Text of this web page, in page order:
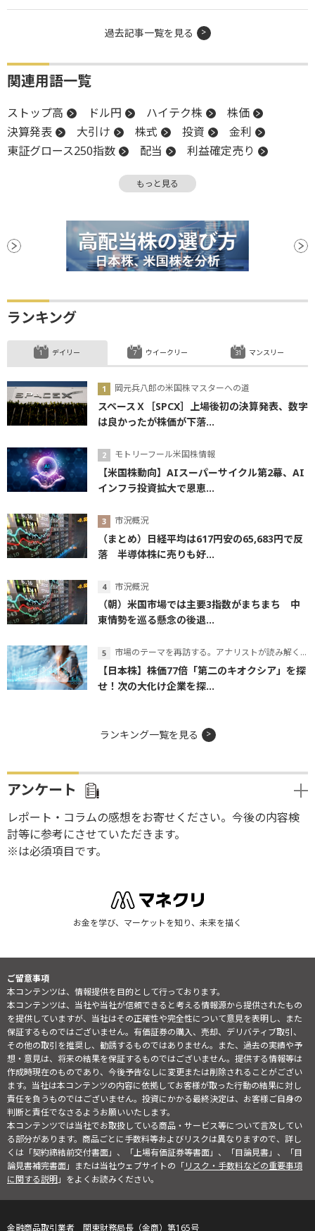
過去記事一覧を見る
関連用語一覧
ストップ高 ドル円 ハイテク株
株価
決算発表
大引け 株式 投資
金利
東証グロース250指数
配当
利益確定売り
軟調
リスク
決算 後場 材料
上場
前引け
続伸 続落
地政学リスク
ベージュブック 安値
もっと見る
ランキング
デイリー
岡元兵八郎の米国株マスターへの道
スペースＸ［SPCX］上場後初の決算発表、数字
は良かったが株価が下落...
モトリーフール米国株情報
【米国株動向】AIスーパーサイクル第2幕、AI
インフラ投資拡大で恩恵...
市況概況
（まとめ）日経平均は617円安の65,683円で反
落 半導体株に売りも好...
市況概況
（朝）米国市場では主要3指数がまちまち 中
東情勢を巡る懸念の後退...
市場のテーマを再訪する。アナリストが読み解くテーマの本質
【日本株】株価77倍「第二のキオクシア」を探
せ！次の大化け企業を探...
ウイークリー マンスリー
ランキング一覧を見る
アンケート
レポート・コラムの感想をお寄せください。今後の内容検
討等に参考にさせていただきます。
※は必須項目です。
お金を学び、マーケットを知り、未来を描く
ご留意事項
本コンテンツは、情報提供を目的として行っております。
本コンテンツは、当社や当社が信頼できると考える情報源から提供されたもの
を提供していますが、当社はその正確性や完全性について意見を表明し、また
保証するものではございません。有価証券の購入、売却、デリバティブ取引、
その他の取引を推奨し、勧誘するものではありません。また、過去の実績や予
想・意見は、将来の結果を保証するものではございません。提供する情報等は
作成時現在のものであり、今後予告なしに変更または削除されることがござい
ます。当社は本コンテンツの内容に依拠してお客様が取った行動の結果に対し
責任を負うものではございません。投資にかかる最終決定は、お客様ご自身の
判断と責任でなさるようお願いいたします。
本コンテンツでは当社でお取扱している商品・サービス等について言及してい
る部分があります。商品ごとに手数料等およびリスクは異なりますので、詳し
くは「契約締結前交付書面」、「上場有価証券等書面」、「目論見書」、「目
論見書補完書面」または当社ウェブサイトの「リスク・手数料などの重要事項
に関する説明」をよくお読みください。
金融商品取引業者 関東財務局長（金商）第165号